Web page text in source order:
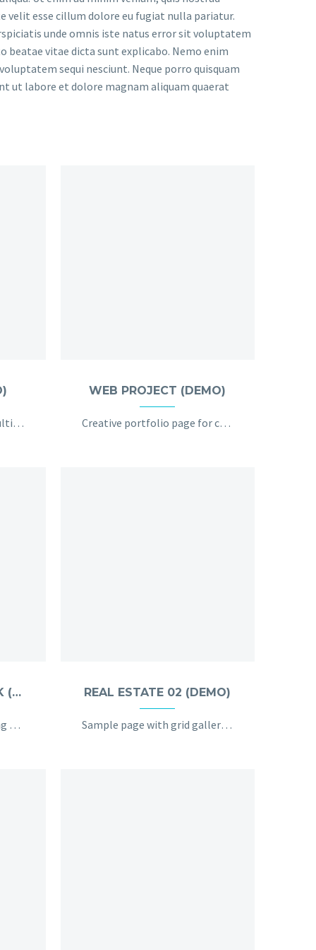
velit esse cillum dolore eu fugiat nulla pariatur.
unde omnis iste natus error sit voluptatem
vitae dicta sunt explicabo. Nemo enim
sequi nesciunt. Neque porro quisquam
ut labore et dolore magnam aliquam quaerat
Extended template for multi-purpose projects
WEB PROJECT (DEMO)
Creative portfolio page for creative brains
PHOTOGRAPHY DARK (DEMO)
Dark template for stunning photography portfolio page
REAL ESTATE 02 (DEMO)
Sample page with grid gallery & project details